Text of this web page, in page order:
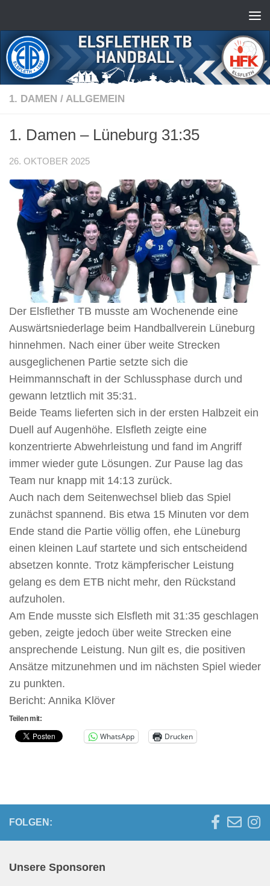
1. DAMEN / ALLGEMEIN
1. Damen – Lüneburg 31:35
26. OKTOBER 2025
Der Elsflether TB musste am Wochenende eine
Auswärtsniederlage beim Handballverein Lüneburg
hinnehmen. Nach einer über weite Strecken
ausgeglichenen Partie setzte sich die
Heimmannschaft in der Schlussphase durch und
gewann letztlich mit 35:31.
Beide Teams lieferten sich in der ersten Halbzeit ein
Duell auf Augenhöhe. Elsfleth zeigte eine
konzentrierte Abwehrleistung und fand im Angriff
immer wieder gute Lösungen. Zur Pause lag das
Team nur knapp mit 14:13 zurück.
Auch nach dem Seitenwechsel blieb das Spiel
zunächst spannend. Bis etwa 15 Minuten vor dem
Ende stand die Partie völlig offen, ehe Lüneburg
einen kleinen Lauf startete und sich entscheidend
absetzen konnte. Trotz kämpferischer Leistung
gelang es dem ETB nicht mehr, den Rückstand
aufzuholen.
Am Ende musste sich Elsfleth mit 31:35 geschlagen
geben, zeigte jedoch über weite Strecken eine
ansprechende Leistung. Nun gilt es, die positiven
Ansätze mitzunehmen und im nächsten Spiel wieder
zu punkten.
Bericht: Annika Klöver
Teilen mit:
WhatsApp Drucken
FOLGEN:
Unsere Sponsoren